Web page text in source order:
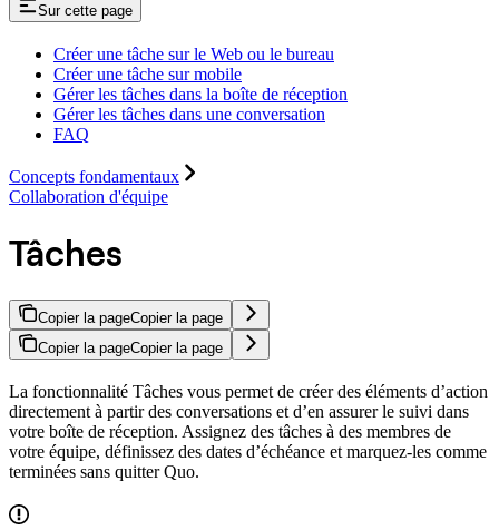
Sur cette page
Créer une tâche sur le Web ou le bureau
Créer une tâche sur mobile
Gérer les tâches dans la boîte de réception
Gérer les tâches dans une conversation
FAQ
Concepts fondamentaux
Collaboration d'équipe
Tâches
Copier la pageCopier la page
Copier la pageCopier la page
La fonctionnalité Tâches vous permet de créer des éléments d’action
directement à partir des conversations et d’en assurer le suivi dans
votre boîte de réception. Assignez des tâches à des membres de
votre équipe, définissez des dates d’échéance et marquez-les comme
terminées sans quitter Quo.